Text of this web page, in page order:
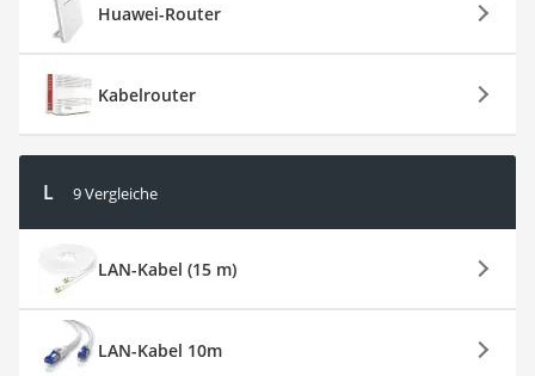
Huawei-Router
Kabelrouter
L 9 Vergleiche
LAN-Kabel (15 m)
LAN-Kabel 10m